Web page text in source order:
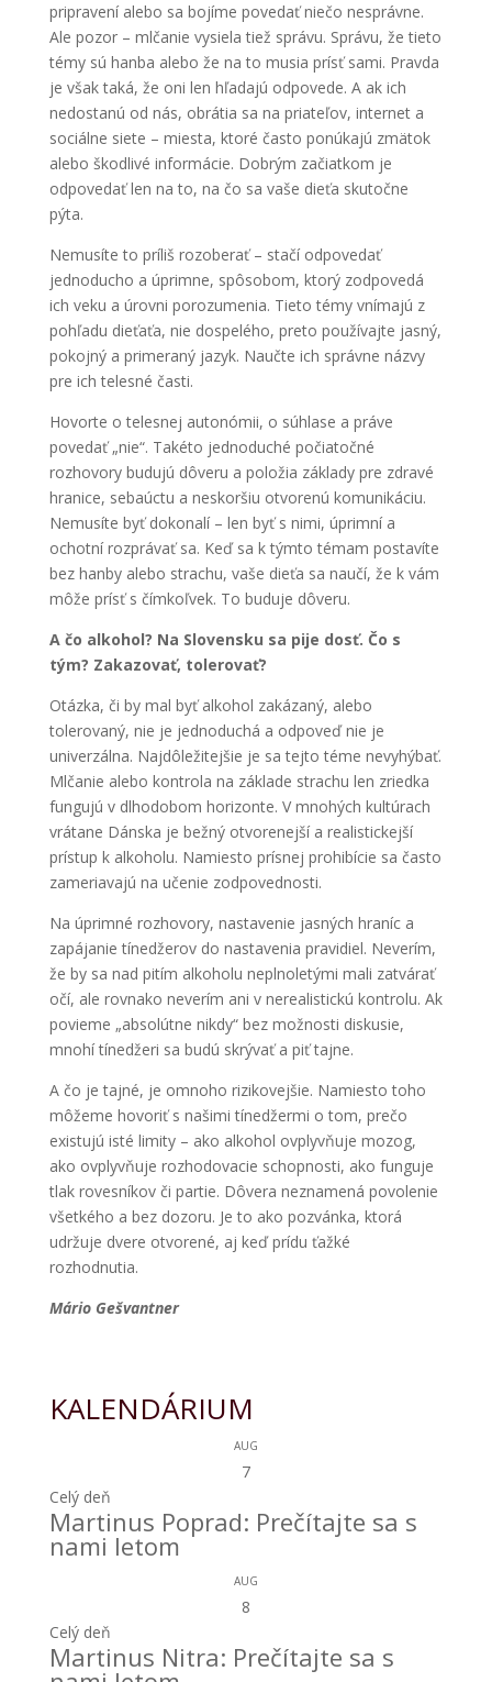
pripravení alebo sa bojíme povedať niečo nesprávne.
Ale pozor – mlčanie vysiela tiež správu. Správu, že tieto
témy sú hanba alebo že na to musia prísť sami. Pravda
je však taká, že oni len hľadajú odpovede. A ak ich
nedostanú od nás, obrátia sa na priateľov, internet a
sociálne siete – miesta, ktoré často ponúkajú zmätok
alebo škodlivé informácie. Dobrým začiatkom je
odpovedať len na to, na čo sa vaše dieťa skutočne
pýta.
Nemusíte to príliš rozoberať – stačí odpovedať
jednoducho a úprimne, spôsobom, ktorý zodpovedá
ich veku a úrovni porozumenia. Tieto témy vnímajú z
pohľadu dieťaťa, nie dospelého, preto používajte jasný,
pokojný a primeraný jazyk. Naučte ich správne názvy
pre ich telesné časti.
Hovorte o telesnej autonómii, o súhlase a práve
povedať „nie“. Takéto jednoduché počiatočné
rozhovory budujú dôveru a položia základy pre zdravé
hranice, sebaúctu a neskoršiu otvorenú komunikáciu.
Nemusíte byť dokonalí – len byť s nimi, úprimní a
ochotní rozprávať sa. Keď sa k týmto témam postavíte
bez hanby alebo strachu, vaše dieťa sa naučí, že k vám
môže prísť s čímkoľvek. To buduje dôveru.
A čo alkohol? Na Slovensku sa pije dosť. Čo s
tým? Zakazovať, tolerovať?
Otázka, či by mal byť alkohol zakázaný, alebo
tolerovaný, nie je jednoduchá a odpoveď nie je
univerzálna. Najdôležitejšie je sa tejto téme nevyhýbať.
Mlčanie alebo kontrola na základe strachu len zriedka
fungujú v dlhodobom horizonte. V mnohých kultúrach
vrátane Dánska je bežný otvorenejší a realistickejší
prístup k alkoholu. Namiesto prísnej prohibície sa často
zameriavajú na učenie zodpovednosti.
Na úprimné rozhovory, nastavenie jasných hraníc a
zapájanie tínedžerov do nastavenia pravidiel. Neverím,
že by sa nad pitím alkoholu neplnoletými mali zatvárať
očí, ale rovnako neverím ani v nerealistickú kontrolu. Ak
povieme „absolútne nikdy“ bez možnosti diskusie,
mnohí tínedžeri sa budú skrývať a piť tajne.
A čo je tajné, je omnoho rizikovejšie. Namiesto toho
môžeme hovoriť s našimi tínedžermi o tom, prečo
existujú isté limity – ako alkohol ovplyvňuje mozog,
ako ovplyvňuje rozhodovacie schopnosti, ako funguje
tlak rovesníkov či partie. Dôvera neznamená povolenie
všetkého a bez dozoru. Je to ako pozvánka, ktorá
udržuje dvere otvorené, aj keď prídu ťažké
rozhodnutia.
Mário Gešvantner
KALENDÁRIUM
AUG
7
Celý deň
Martinus Poprad: Prečítajte sa s
nami letom
AUG
8
Celý deň
Martinus Nitra: Prečítajte sa s